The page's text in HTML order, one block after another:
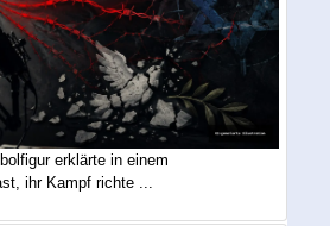
erklärte in einem
ihr Kampf richte ...